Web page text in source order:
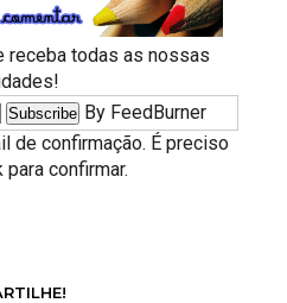
receba todas as nossas
By FeedBurner
de confirmação. É preciso
confirmar.